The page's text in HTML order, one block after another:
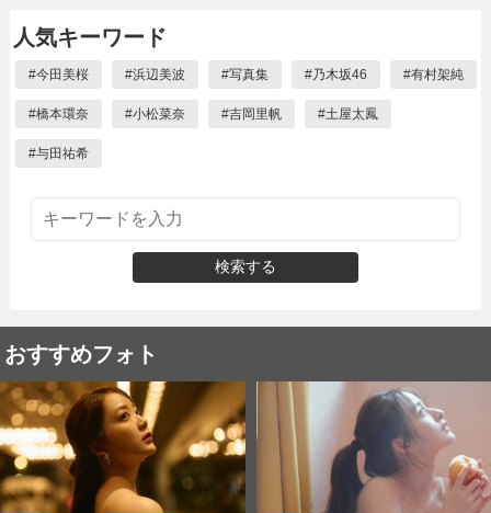
人気キーワード
#今田美桜 #浜辺美波 #写真集 #乃木坂46 #有村架純
#橋本環奈 #小松菜奈 #吉岡里帆 #土屋太鳳
#与田祐希
検索する
おすすめフォト